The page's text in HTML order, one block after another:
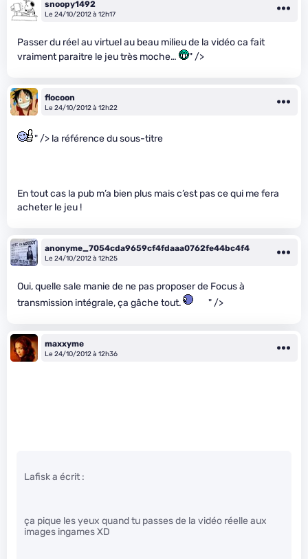
snoopy1492
Le 24/10/2012 à 12h17
Passer du réel au virtuel au beau milieu de la vidéo ca fait
vraiment paraitre le jeu très moche…
" />
flocoon
Le 24/10/2012 à 12h22
" /> la référence du sous-titre
En tout cas la pub m’a bien plus mais c’est pas ce qui me fera
acheter le jeu !
anonyme_7054cda9659cf4fdaaa0762fe44bc4f4
Le 24/10/2012 à 12h25
Oui, quelle sale manie de ne pas proposer de Focus à
transmission intégrale, ça gâche tout.
" />
maxxyme
Le 24/10/2012 à 12h36
Lafisk a écrit :
ça pique les yeux quand tu passes de la vidéo réelle aux
images ingames XD